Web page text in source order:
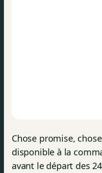
Chose promise, chose
disponible à la
avant le départ des